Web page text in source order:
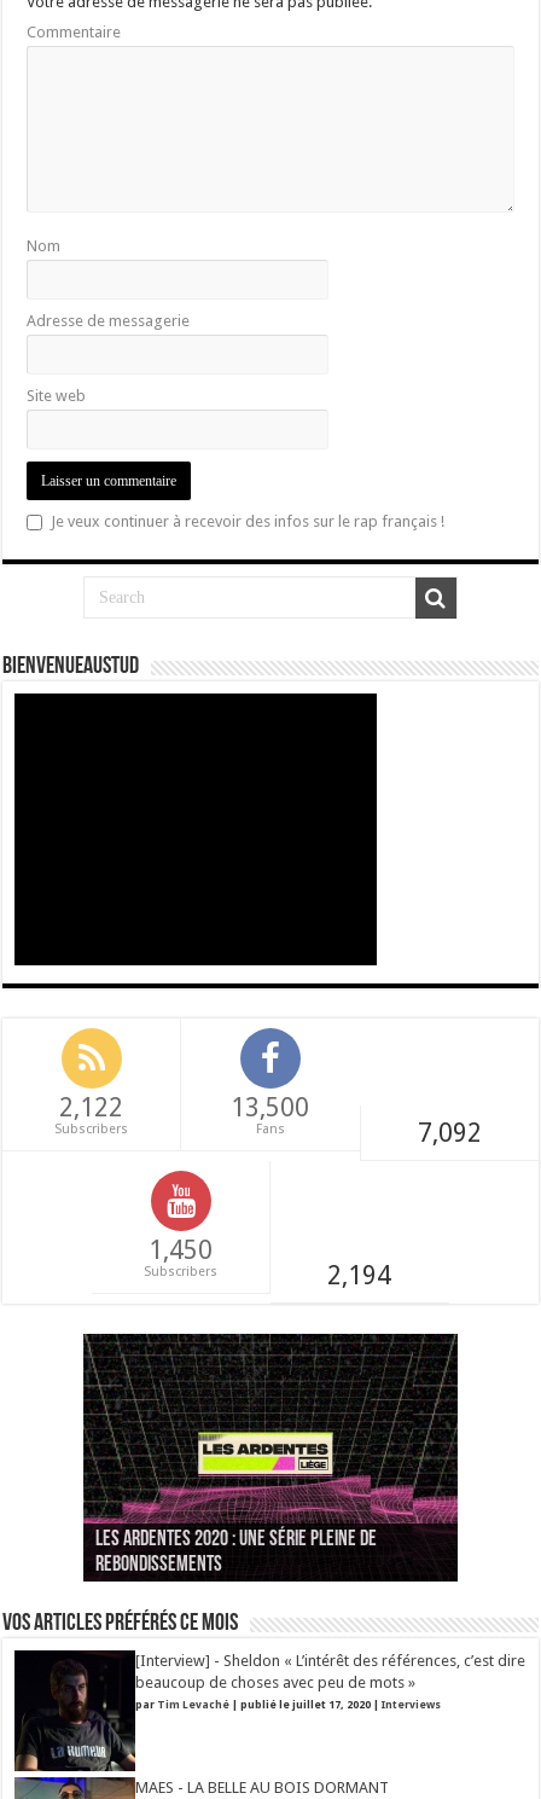
Commentaire
Nom
Adresse de messagerie
Site web
Je veux continuer à recevoir des infos sur le rap français !
Bienvenueaustud
2,122
Subscribers
13,500
Fans 7,092
1,450
Subscribers 2,194
Denza prend les devants de sa carrière avec
« Audemars Piguet »
Les Ardentes 2020 : une série pleine de
rebondissements
[EVENEMENTS] Paris Hip Hop Winter va réveiller
votre hiver !
Vos articles préférés ce mois
[Interview] - Sheldon « L’intérêt des références, c’est dire
beaucoup de choses avec peu de mots »
par Tim Levaché |publié le juillet 17, 2020 |Interviews
MAES - LA BELLE AU BOIS DORMANT